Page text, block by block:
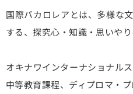
国際バカロレアとは、多様な
する、探究心・知識・思いや
オキナワインターナショナル
中等教育課程、ディプロマ・